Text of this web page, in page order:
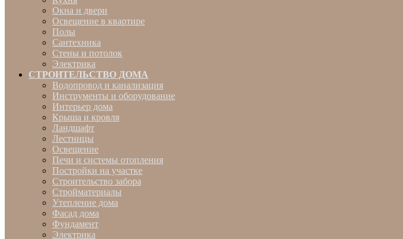
Окна и двери
Освещение в квартире
Полы
Сантехника
Стены и потолок
Электрика
СТРОИТЕЛЬСТВО ДОМА
Водопровод и канализация
Инструменты и оборудование
Интерьер дома
Крыша и кровля
Ландшафт
Лестницы
Освещение
Печи и системы отопления
Постройки на участке
Строительство забора
Стройматериалы
Утепление дома
Фасад дома
Фундамент
Электрика